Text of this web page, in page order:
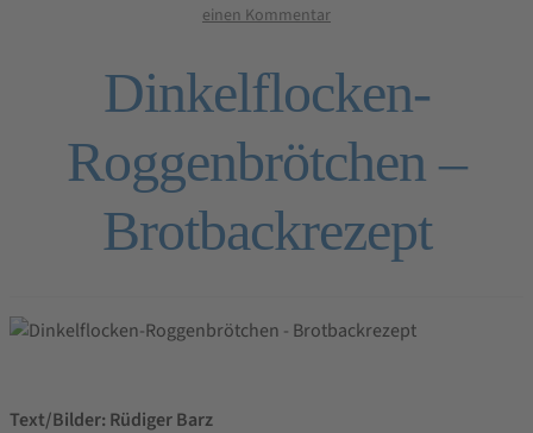
einen Kommentar
Dinkelflocken-
Roggenbrötchen –
Brotbackrezept
Text/Bilder: Rüdiger Barz